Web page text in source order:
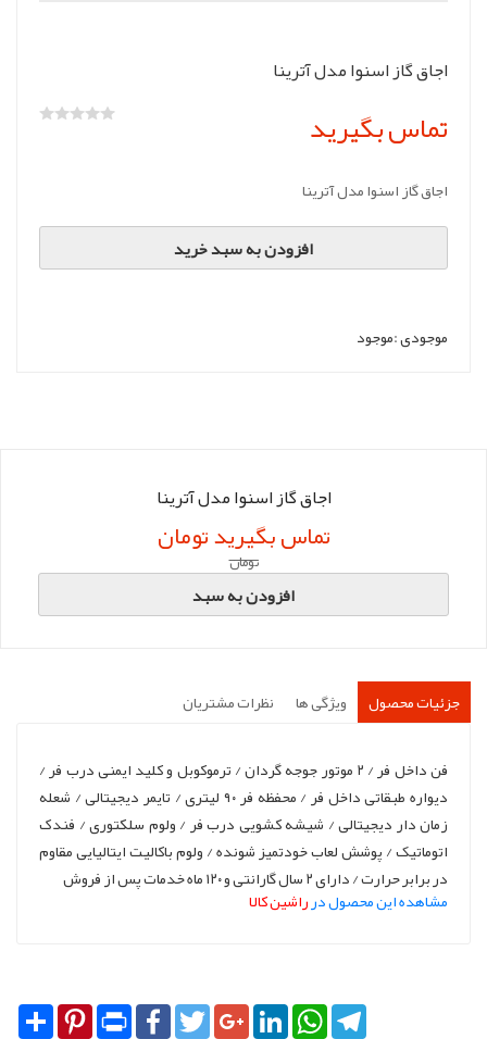
اجاق گاز اسنوا مدل آترینا
تماس بگیرید
اجاق گاز اسنوا مدل آترینا
افزودن به سبد خرید
موجودی :موجود
اجاق گاز اسنوا مدل آترینا
تماس بگیرید تومان
تومان
افزودن به سبد
جزئیات محصول ویژگی ها نظرات مشتریان
فن داخل فر / ۲ موتور جوجه گردان / ترموکوبل و کلید ایمنی درب فر /
دیواره طبقاتی داخل فر / محفظه فر ۹۰ لیتری / تایمر دیجیتالی / شعله
زمان دار دیجیتالی / شیشه کشویی درب فر / ولوم سلکتوری / فندک
اتوماتیک / پوشش لعاب خودتمیز شونده / ولوم باکالیت ایتالیایی مقاوم
در برابر حرارت / دارای ۲ سال گارانتی و ۱۲۰ ماه خدمات پس از فروش
مشاهده این محصول درراشین کالا
Share PinterestPrint FacebookTwitterGoogle+LinkedInWhatsApp